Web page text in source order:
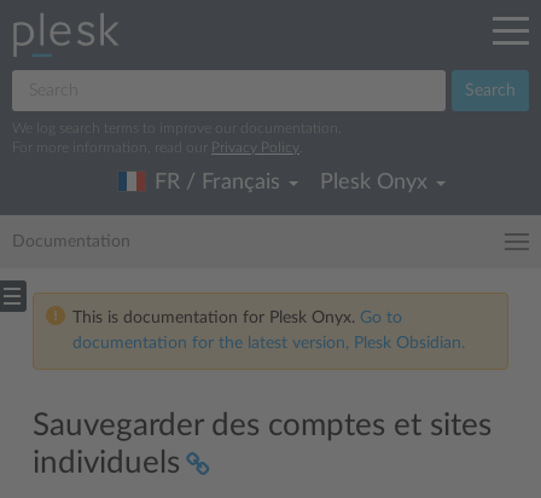
Search
We log search terms to improve our documentation.
For more information, read our
Privacy Policy
FR / Français Plesk Onyx
Documentation
This is documentation for Plesk Onyx. Go to
documentation for the latest version, Plesk Obsidian.
Sauvegarder des comptes et sites
individuels